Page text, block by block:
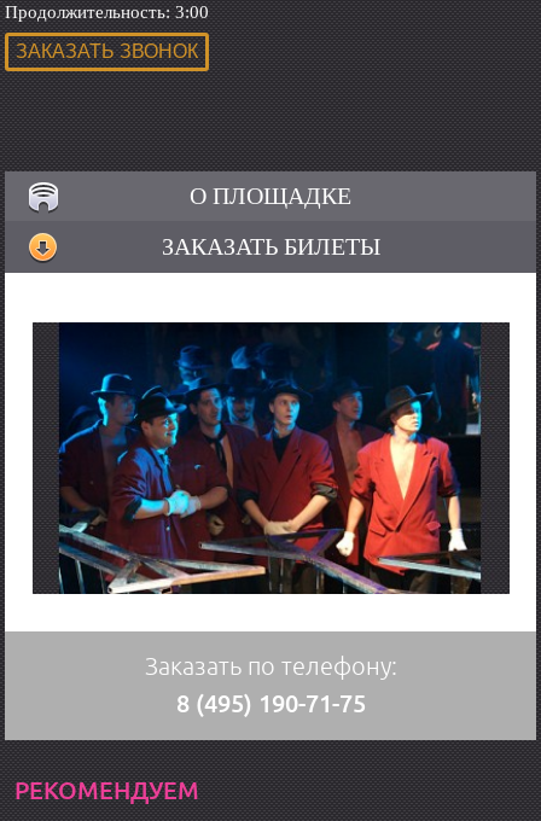
Записки из циничного мира
Так, если у Гея Мэкхит был благородным разбойником, как и его
прототипы, а Пичем - ловким предпринимателем, то Брехт лишил
Мэкхита благородства: он стремится свести кровопролитие к
минимуму, но это не более чем деловая рационализация
кровопролития. В “Трёхгрошовой опере” оба главных героя -
буржуа и предприниматели и оба по сути разбойники.
На сегодняшний день “Трехгрошовая опера” считается самой
Сделав
заказ билетов на спектакль Трехгрошовая опера, вы
увидите очень атмосферное зрелище. Режиссер и актеры
действительно постарались, чтобы изображаемый мир внушал
трепет.
Заказать билеты Вы можете, воспользовавшись формой заказа на
сайте, либо позвонив нам по телефону. Доставка билетов на
Оперу нищих осуществляется БЕСПЛАТНО в пределах МКАД.
Продолжительность: 3:00
О ПЛОЩАДКЕ
ЗАКАЗАТЬ БИЛЕТЫ
Заказать по телефону:
8 (495) 190-71-75
РЕКОМЕНДУЕМ